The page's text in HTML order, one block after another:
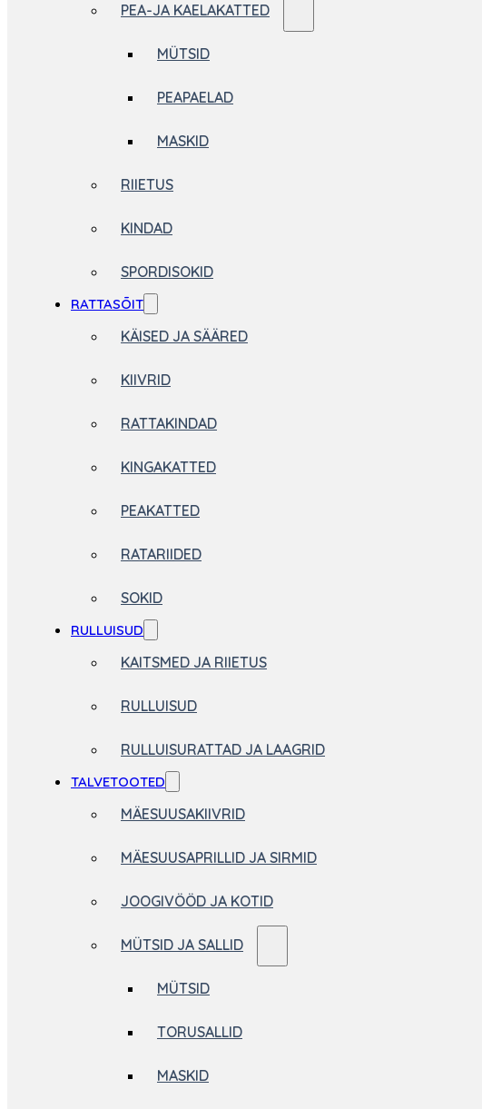
PEA-JA KAELAKATTED
MÜTSID
PEAPAELAD
MASKID
RIIETUS
KINDAD
SPORDISOKID
RATTASÕIT
KÄISED JA SÄÄRED
KIIVRID
RATTAKINDAD
KINGAKATTED
PEAKATTED
RATARIIDED
SOKID
RULLUISUD
KAITSMED JA RIIETUS
RULLUISUD
RULLUISURATTAD JA LAAGRID
TALVETOOTED
MÄESUUSAKIIVRID
MÄESUUSAPRILLID JA SIRMID
JOOGIVÖÖD JA KOTID
MÜTSID JA SALLID
MÜTSID
TORUSALLID
MASKID